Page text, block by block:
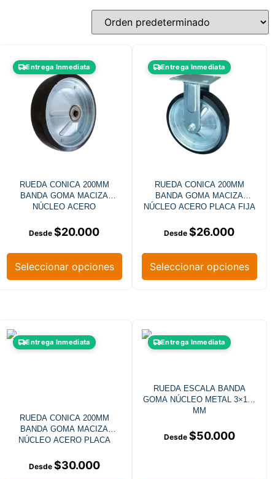
Entrega Inmediata
RUEDA CONICA 200MM
BANDA GOMA MACIZA
NÚCLEO ACERO
$20.000
Seleccionar opciones
Entrega Inmediata
RUEDA CONICA 200MM
BANDA GOMA MACIZA
NÚCLEO ACERO PLACA FIJA
$26.000
Seleccionar opciones
Entrega Inmediata
RUEDA CONICA 200MM
BANDA GOMA MACIZA
NÚCLEO ACERO PLACA
$30.000
Entrega Inmediata
RUEDA ESCALA BANDA
GOMA NÚCLEO METAL 3×160
MM
$50.000